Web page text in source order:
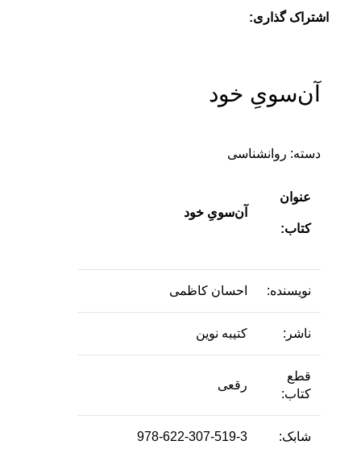
اشتراک گذاری:
آن‌سویِ خود
دسته: روانشناسی
عنوان
کتاب:
آن‌سویِ خود
نویسنده: احسان کاظمی
ناشر: کتیبه نوین
قطع
کتاب:
رقعی
شابک: 978-622-307-519-3